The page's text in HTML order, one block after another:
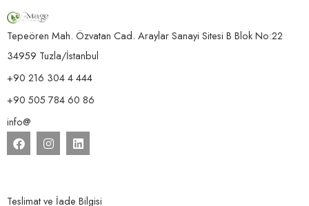
Tepeören Mah. Özvatan Cad. Araylar Sanayi Sitesi B Blok No:22
34959 Tuzla/İstanbul
+90 216 304 4 444
+90 505 784 60 86
info@
Teslimat ve İade Bilgisi